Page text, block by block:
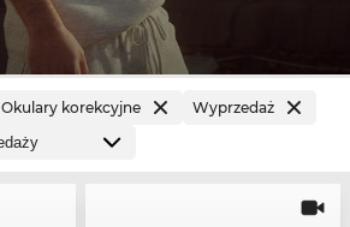
Okulary korekcyjne Wyprzedaż